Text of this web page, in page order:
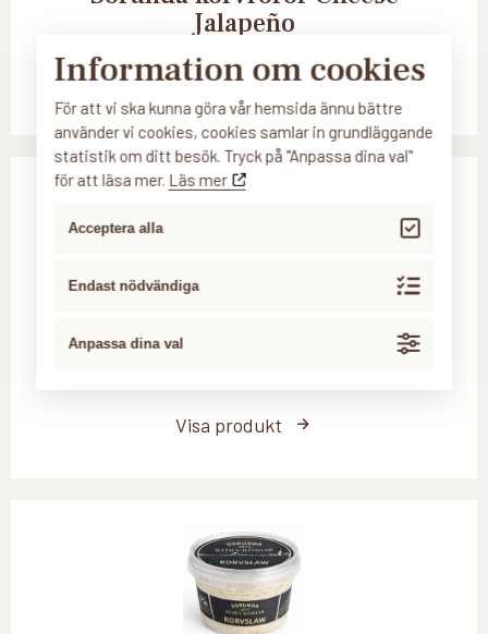
Jalapeño
Visa produkt
Visa produkt
Information om cookies
För att vi ska kunna göra vår hemsida ännu bättre
använder vi cookies, cookies samlar in grundläggande
statistik om ditt besök. Tryck på "Anpassa dina val"
för att läsa mer. Läs mer
Acceptera alla
Endast nödvändiga
Anpassa dina val